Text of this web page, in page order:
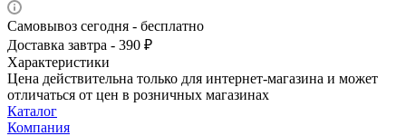
Самовывоз сегодня - бесплатно
Доставка завтра - 390 ₽
Характеристики
Цена действительна только для интернет-магазина и может
отличаться от цен в розничных магазинах
Каталог
Компания